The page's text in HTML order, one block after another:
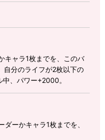
キャラ1枚までを、このバ
自分のライフが2枚以下の
、パワー+2000。
ダーかキャラ1枚までを、